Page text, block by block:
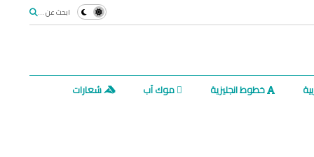
ابحث عن ...
خطوط انجليزية موك آب شعارات